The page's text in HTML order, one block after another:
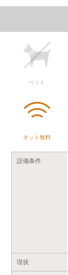
ペット
ネット無料
設備条件
現状